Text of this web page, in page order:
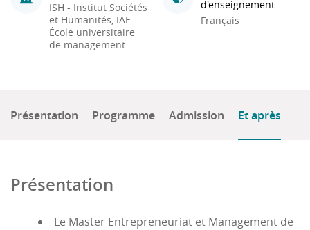
ISH - Institut Sociétés
et Humanités, IAE -
École universitaire
de management
d'enseignement
Français
Présentation Programme Admission Et après
Présentation
Le Master Entrepreneuriat et Management de